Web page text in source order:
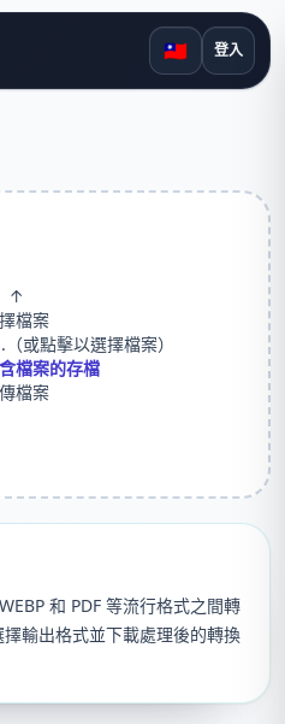
🇹🇼 登入
↑
檔案
或點擊以選擇檔案）
檔案的存檔
傳檔案
和 PDF 等流行格式之間轉
輸出格式並下載處理後的轉換